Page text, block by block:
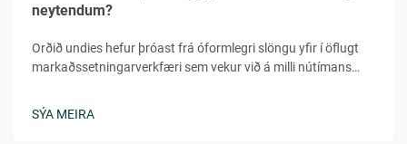
neytendum?
Orðið undies hefur þróast frá óformlegri slöngu yfir í öflugt
markaðssetningarverkfæri sem vekur við á milli nútímans
persónulega orð veitir tilfinninguna fyrir hversdagsleit,
SÝA MEIRA